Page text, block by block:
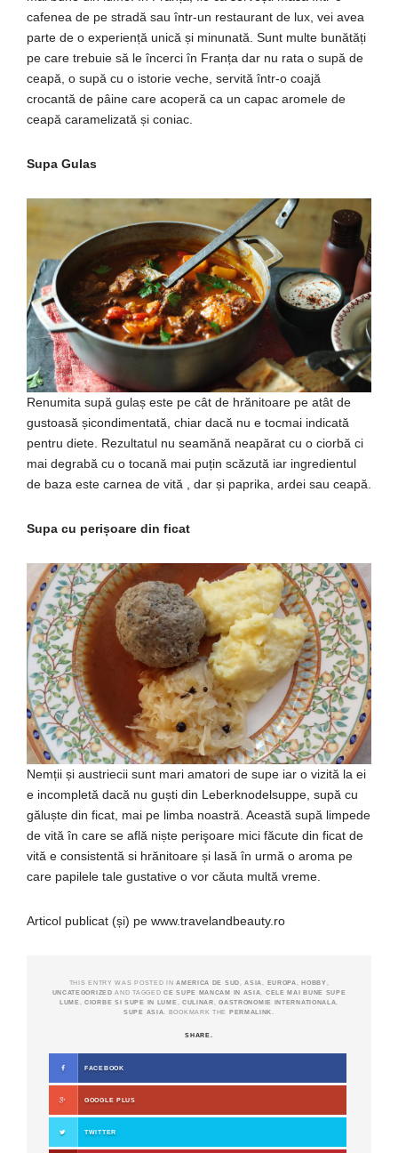
cafenea de pe stradă sau într-un restaurant de lux, vei avea
parte de o experiență unică și minunată. Sunt multe bunătăți
pe care trebuie să le încerci în Franța dar nu rata o supă de
ceapă, o supă cu o istorie veche, servită într-o coajă
crocantă de pâine care acoperă ca un capac aromele de
ceapă caramelizată și coniac.
Supa Gulas
Renumita supă gulaș este pe cât de hrănitoare pe atât de
gustoasă șicondimentată, chiar dacă nu e tocmai indicată
pentru diete. Rezultatul nu seamănă neapărat cu o ciorbă ci
mai degrabă cu o tocană mai puțin scăzută iar ingredientul
de baza este carnea de vită , dar și paprika, ardei sau ceapă.
Supa cu perișoare din ficat
Nemții și austriecii sunt mari amatori de supe iar o vizită la ei
e incompletă dacă nu guști din Leberknodelsuppe, supă cu
găluște din ficat, mai pe limba noastră. Această supă limpede
de vită în care se află niște perişoare mici făcute din ficat de
vită e consistentă si hrănitoare și lasă în urmă o aroma pe
care papilele tale gustative o vor căuta multă vreme.
Articol publicat (și) pe www.travelandbeauty.ro
THIS ENTRY WAS POSTED INAMERICA DE SUD ,ASIA EUROPA HOBBY
UNCATEGORIZED AND TAGGEDCE SUPE MANCAM IN ASIA
CELE MAI BUNE SUPE
LUME
,CIORBE SI SUPE IN LUME CULINAR ,GASTRONOMIE INTERNATIONALA
SUPE ASIA . BOOKMARK THE PERMALINK
SHARE.
FACEBOOK
GOOGLE PLUS
TWITTER